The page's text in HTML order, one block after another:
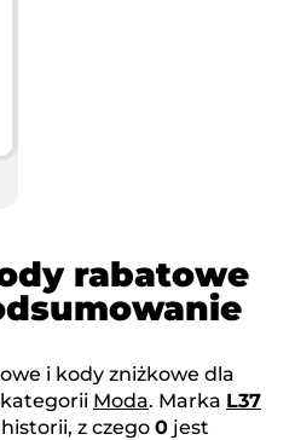
rabatowe
i kody zniżkowe dla
Moda. Marka L37
z czego 0 jest